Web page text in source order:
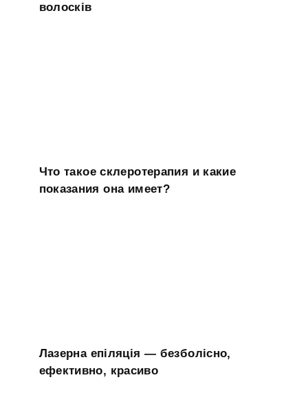
волосків
Что такое склеротерапия и какие
показания она имеет?
Лазерна епіляція — безболісно,
ефективно, красиво